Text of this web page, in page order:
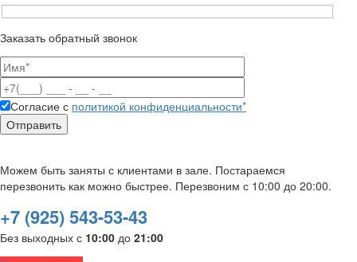
Заказать обратный звонок
Согласие с политикой конфиденциальности*
Можем быть заняты с клиентами в зале. Постараемся
перезвонить как можно быстрее. Перезвоним с 10:00 до 20:00.
+7 (925) 543-53-43
Без выходных с 10:00 до 21:00